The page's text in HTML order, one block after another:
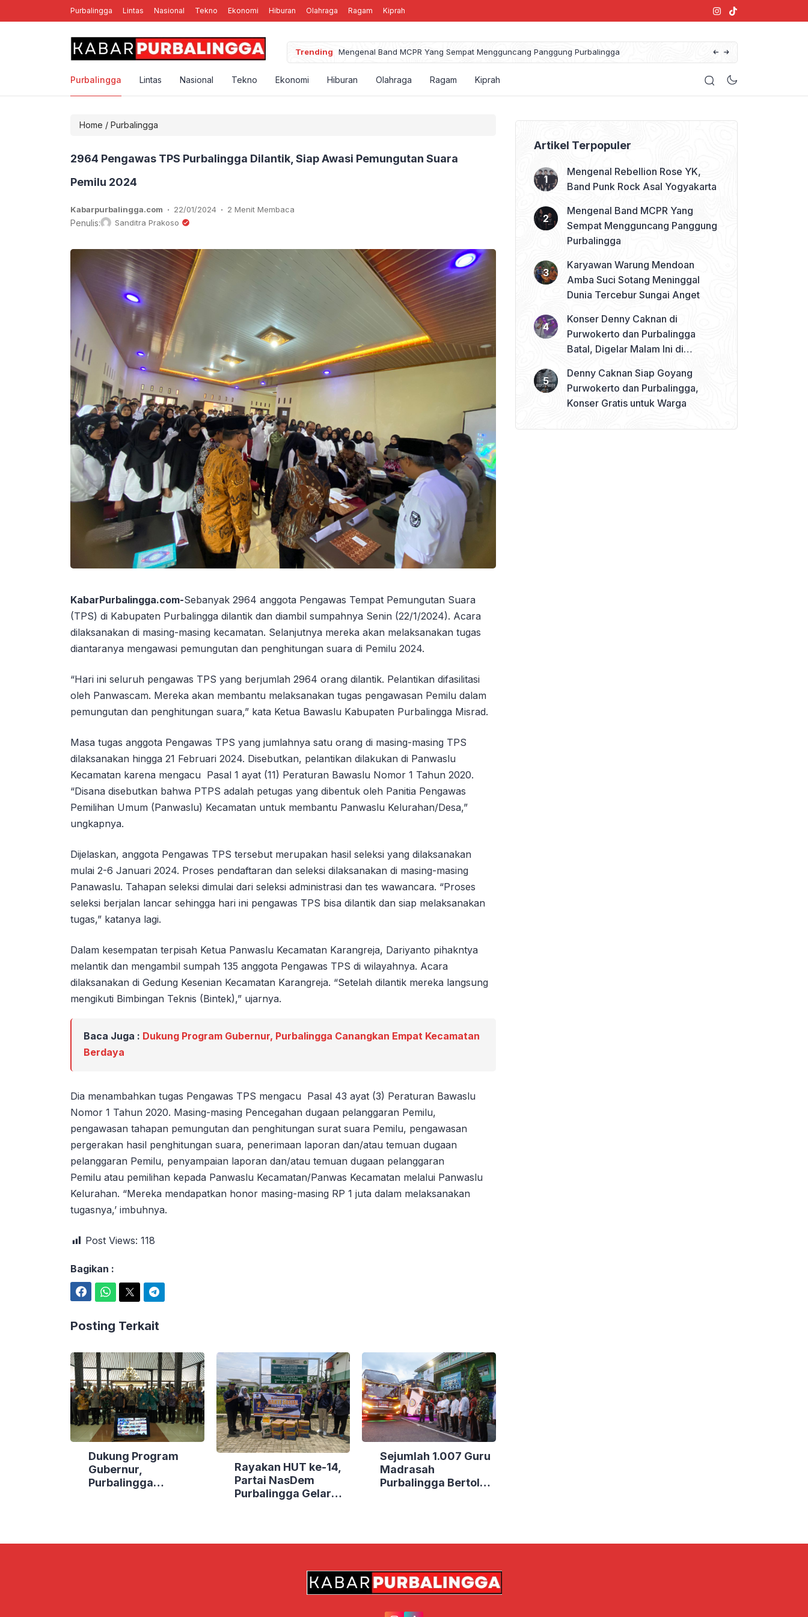
Purbalingga Lintas Nasional Tekno Ekonomi Hiburan Olahraga Ragam Kiprah
Trending
Rebellion Rose YK, Band Punk Rock Asal Yogyakarta Mengenal Band MCPR Yang Sempat Mengguncang Panggung Purbalingga
Purbalingga Lintas Nasional Tekno Ekonomi Hiburan Olahraga Ragam Kiprah
Home / Purbalingga
2964 Pengawas TPS Purbalingga Dilantik, Siap Awasi Pemungutan Suara
Pemilu 2024
Kabarpurbalingga.com . 22/01/2024 . 2 Menit Membaca
Penulis: Sanditra Prakoso
KabarPurbalingga.com-Sebanyak 2964 anggota Pengawas Tempat Pemungutan Suara
(TPS) di Kabupaten Purbalingga dilantik dan diambil sumpahnya Senin (22/1/2024). Acara
dilaksanakan di masing-masing kecamatan. Selanjutnya mereka akan melaksanakan tugas
diantaranya mengawasi pemungutan dan penghitungan suara di Pemilu 2024.
“Hari ini seluruh pengawas TPS yang berjumlah 2964 orang dilantik. Pelantikan difasilitasi
oleh Panwascam. Mereka akan membantu melaksanakan tugas pengawasan Pemilu dalam
pemungutan dan penghitungan suara,” kata Ketua Bawaslu Kabupaten Purbalingga Misrad.
Masa tugas anggota Pengawas TPS yang jumlahnya satu orang di masing-masing TPS
dilaksanakan hingga 21 Februari 2024. Disebutkan, pelantikan dilakukan di Panwaslu
Kecamatan karena mengacu Pasal 1 ayat (11) Peraturan Bawaslu Nomor 1 Tahun 2020.
“Disana disebutkan bahwa PTPS adalah petugas yang dibentuk oleh Panitia Pengawas
Pemilihan Umum (Panwaslu) Kecamatan untuk membantu Panwaslu Kelurahan/Desa,”
ungkapnya.
Dijelaskan, anggota Pengawas TPS tersebut merupakan hasil seleksi yang dilaksanakan
mulai 2-6 Januari 2024. Proses pendaftaran dan seleksi dilaksanakan di masing-masing
Panawaslu. Tahapan seleksi dimulai dari seleksi administrasi dan tes wawancara. “Proses
seleksi berjalan lancar sehingga hari ini pengawas TPS bisa dilantik dan siap melaksanakan
tugas,” katanya lagi.
Dalam kesempatan terpisah Ketua Panwaslu Kecamatan Karangreja, Dariyanto pihakntya
melantik dan mengambil sumpah 135 anggota Pengawas TPS di wilayahnya. Acara
dilaksanakan di Gedung Kesenian Kecamatan Karangreja. “Setelah dilantik mereka langsung
mengikuti Bimbingan Teknis (Bintek),” ujarnya.
Baca Juga : Dukung Program Gubernur, Purbalingga Canangkan Empat Kecamatan
Berdaya
Dia menambahkan tugas Pengawas TPS mengacu Pasal 43 ayat (3) Peraturan Bawaslu
Nomor 1 Tahun 2020. Masing-masing Pencegahan dugaan pelanggaran Pemilu,
pengawasan tahapan pemungutan dan penghitungan surat suara Pemilu, pengawasan
pergerakan hasil penghitungan suara, penerimaan laporan dan/atau temuan dugaan
pelanggaran Pemilu, penyampaian laporan dan/atau temuan dugaan pelanggaran
Pemilu atau pemilihan kepada Panwaslu Kecamatan/Panwas Kecamatan melalui Panwaslu
Kelurahan. “Mereka mendapatkan honor masing-masing RP 1 juta dalam melaksanakan
tugasnya,’ imbuhnya.
Post Views: 118
Bagikan :
Posting Terkait
Dukung Program
Gubernur,
Purbalingga
Rayakan HUT ke-14,
Partai NasDem
Purbalingga Gelar
Sejumlah 1.007 Guru
Madrasah
Purbalingga Bertolak
Artikel Terpopuler
Mengenal Rebellion Rose YK,
Band Punk Rock Asal Yogyakarta
Mengenal Band MCPR Yang
Sempat Mengguncang Panggung
Purbalingga
Karyawan Warung Mendoan
Amba Suci Sotang Meninggal
Dunia Tercebur Sungai Anget
Konser Denny Caknan di
Purwokerto dan Purbalingga
Batal, Digelar Malam Ini di
Denny Caknan Siap Goyang
Purwokerto dan Purbalingga,
Konser Gratis untuk Warga